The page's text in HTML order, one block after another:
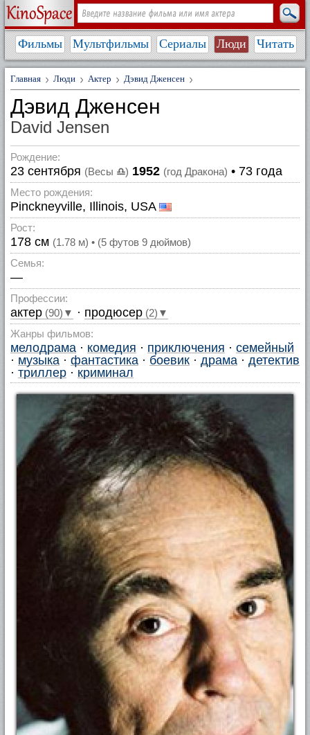
Фильмы Мультфильмы Сериалы Люди Читать
Главная Люди Актер Дэвид Дженсен
Дэвид Дженсен
David Jensen
Рождение:
23 сентября (Весы ♎) 1952 (год Дракона) • 73 года
Место рождения:
Pinckneyville, Illinois, USA
Рост:
178 см (1.78 м) • (5 футов 9 дюймов)
Семья:
—
Профессии:
актер (90)▼ · продюсер (2)▼
Жанры фильмов:
мелодрама · комедия · приключения · семейный
· музыка · фантастика · боевик · драма · детектив
· триллер · криминал